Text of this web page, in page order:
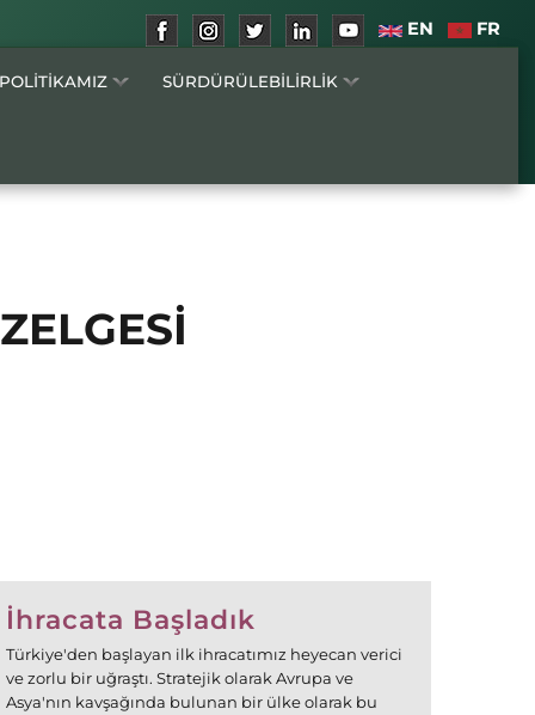
EN FR
SÜRDÜRÜLEBİLİRLİK
İhracata Başladık
Türkiye'den başlayan ilk ihracatımız heyecan verici
ve zorlu bir uğraştı. Stratejik olarak Avrupa ve
Asya'nın kavşağında bulunan bir ülke olarak bu